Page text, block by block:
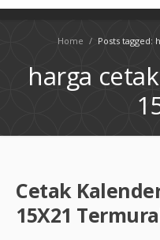
Home / Posts tagged:
harga
Cetak
15X21